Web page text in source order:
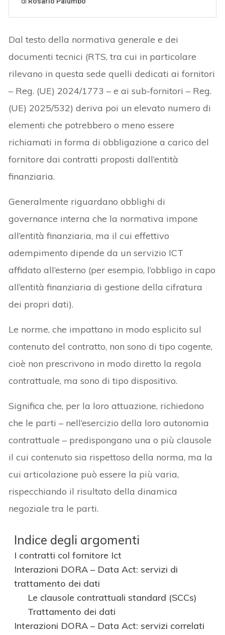
Dal testo della normativa generale e dei
documenti tecnici (RTS, tra cui in particolare
rilevano in questa sede quelli dedicati ai fornitori
– Reg. (UE) 2024/1773 – e ai sub-fornitori – Reg.
(UE) 2025/532) deriva poi un elevato numero di
elementi che potrebbero o meno essere
richiamati in forma di obbligazione a carico del
fornitore dai contratti proposti dall’entità
finanziaria.
Generalmente riguardano obblighi di
governance interna che la normativa impone
all’entità finanziaria, ma il cui effettivo
adempimento dipende da un servizio ICT
affidato all’esterno (per esempio, l’obbligo in capo
all’entità finanziaria di gestione della cifratura
dei propri dati).
Le norme, che impattano in modo esplicito sul
contenuto del contratto, non sono di tipo cogente,
cioè non prescrivono in modo diretto la regola
contrattuale, ma sono di tipo dispositivo.
Significa che, per la loro attuazione, richiedono
che le parti – nell’esercizio della loro autonomia
contrattuale – predispongano una o più clausole
il cui contenuto sia rispettoso della norma, ma la
cui articolazione può essere la più varia,
rispecchiando il risultato della dinamica
negoziale tra le parti.
Indice degli argomenti
I contratti col fornitore Ict
Interazioni DORA – Data Act: servizi di
trattamento dei dati
Le clausole contrattuali standard (SCCs)
Trattamento dei dati
Interazioni DORA – Data Act: servizi correlati